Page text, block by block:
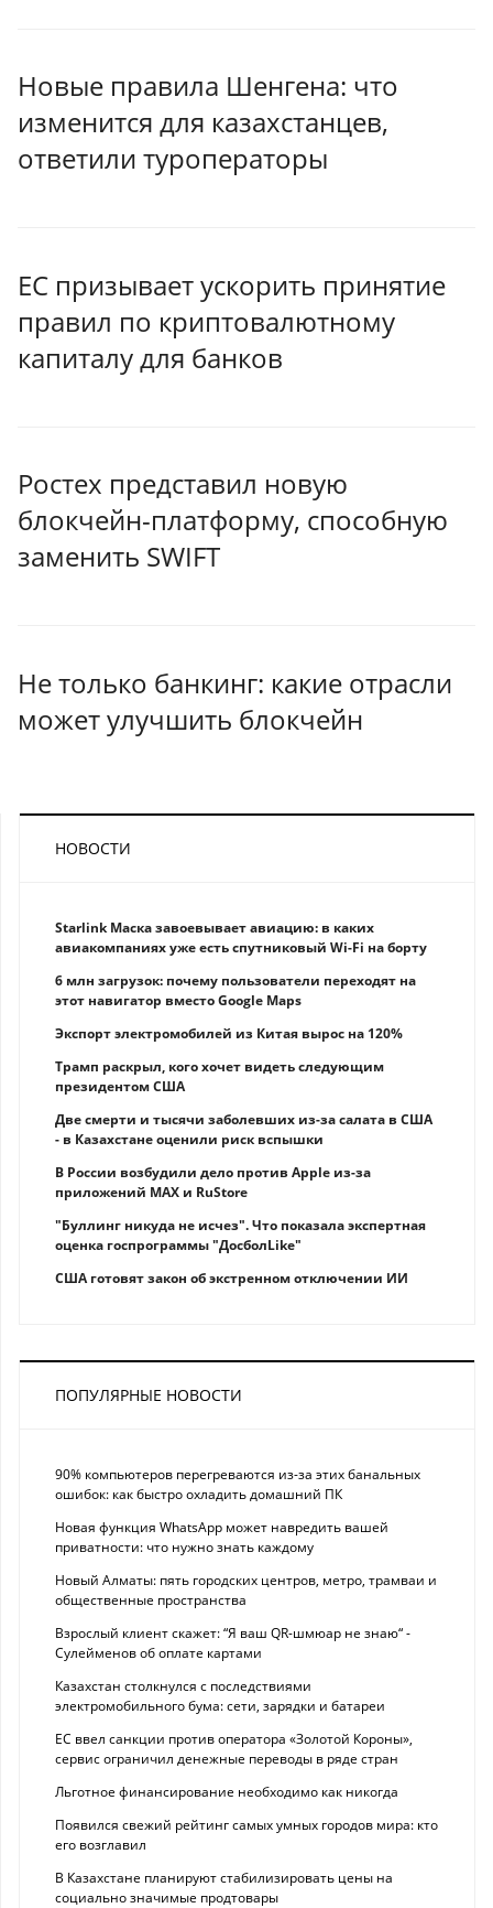
Новые правила Шенгена: что
изменится для казахстанцев,
ответили туроператоры
ЕС призывает ускорить принятие
правил по криптовалютному
капиталу для банков
Ростех представил новую
блокчейн-платформу, способную
заменить SWIFT
Не только банкинг: какие отрасли
может улучшить блокчейн
НОВОСТИ
Starlink Маска завоевывает авиацию: в каких
авиакомпаниях уже есть спутниковый Wi-Fi на борту
6 млн загрузок: почему пользователи переходят на
этот навигатор вместо Google Maps
Экспорт электромобилей из Китая вырос на 120%
Трамп раскрыл, кого хочет видеть следующим
президентом США
Две смерти и тысячи заболевших из-за салата в США
- в Казахстане оценили риск вспышки
В России возбудили дело против Apple из-за
приложений MAX и RuStore
"Буллинг никуда не исчез". Что показала экспертная
оценка госпрограммы "ДосболLike"
США готовят закон об экстренном отключении ИИ
ПОПУЛЯРНЫЕ НОВОСТИ
90% компьютеров перегреваются из-за этих банальных
ошибок: как быстро охладить домашний ПК
Новая функция WhatsApp может навредить вашей
приватности: что нужно знать каждому
Новый Алматы: пять городских центров, метро, трамваи и
общественные пространства
Взрослый клиент скажет: “Я ваш QR-шмюар не знаю“ -
Сулейменов об оплате картами
Казахстан столкнулся с последствиями
электромобильного бума: сети, зарядки и батареи
ЕС ввел санкции против оператора «Золотой Короны»,
сервис ограничил денежные переводы в ряде стран
Льготное финансирование необходимо как никогда
Появился свежий рейтинг самых умных городов мира: кто
его возглавил
В Казахстане планируют стабилизировать цены на
социально значимые продтовары